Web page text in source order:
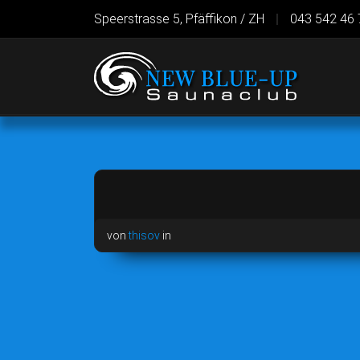
Speerstrasse 5, Pfäffikon / ZH | 043 542 46
vonthisov in